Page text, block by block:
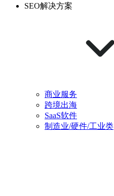
SEO解决方案
商业服务
跨境出海
SaaS软件
制造业/硬件/工业类